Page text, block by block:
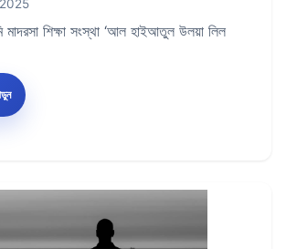
মাদরসা শিক্ষা সংস্থা ‘আল হাইআতুল উলয়া লিল